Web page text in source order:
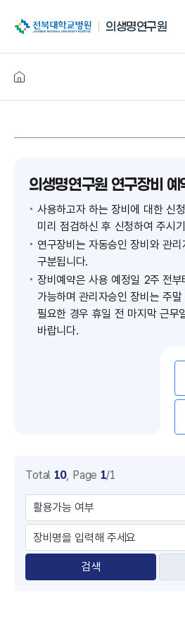
전북대학교병원
의생명연구원
의생명연구원 연구장비
사용하고자 하는 장비에 대한 신
미리 점검하신 후 신청하여 주시
연구장비는 자동승인 장비와 관
구분됩니다.
장비예약은 사용 예정일 2주 전
가능하며​ 관리자승인 장비는 주말
필요한 경우 휴일 전 마지막 근무
바랍니다.
Total 10, Page 1/1